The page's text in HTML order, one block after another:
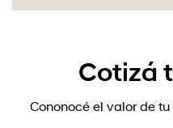
Cotizá
Cononocé el valor de